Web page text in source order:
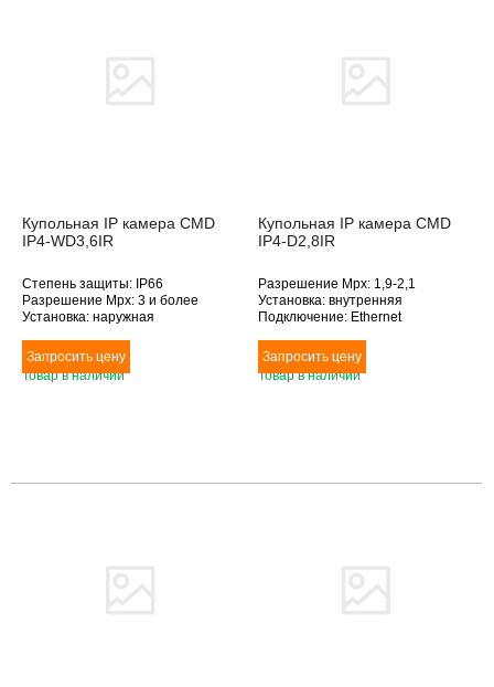
Купольная IP камера CMD
IP4-WD3,6IR
Степень защиты: IP66
Разрешение Mpx: 3 и более
Установка: наружная
Дополнительное оснащение:
антивандальное исполнение,
инфракрасная подсветка
Товар в наличии
Купольная IP камера CMD
IP4-D2,8IR
Разрешение Mpx: 1,9-2,1
Установка: внутренняя
Подключение: Ethernet
антивандальное исполнение,
инфракрасная подсветка
Объектив (фокусное расстояние,
Товар в наличии